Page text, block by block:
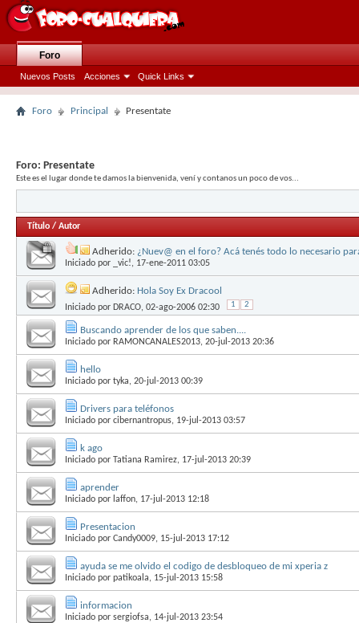
Foro
Nuevos Posts Acciones Quick Links
Foro Principal Presentate
Foro: Presentate
Este es el lugar donde te damos la bienvenida, vení y contanos un poco de vos...
Título / Autor
Adherido: ¿Nuev@ en el foro? Acá tenés todo lo necesario
Iniciado por _vic!, 17-ene-2011 03:05
Adherido: Hola Soy Ex Dracool
Iniciado por DRACO, 02-ago-2006 02:30 1 2
Buscando aprender de los que saben....
Iniciado por RAMONCANALES2013, 20-jul-2013 20:36
hello
Iniciado por tyka, 20-jul-2013 00:39
Drivers para teléfonos
Iniciado por cibernantropus, 19-jul-2013 03:57
k ago
Iniciado por Tatiana Ramirez, 17-jul-2013 20:39
aprender
Iniciado por laffon, 17-jul-2013 12:18
Presentacion
Iniciado por Candy0009, 15-jul-2013 17:12
ayuda se me olvido el codigo de desbloqueo de mi xperia z
Iniciado por patikoala, 15-jul-2013 15:58
informacion
Iniciado por sergiofsa, 14-jul-2013 23:54